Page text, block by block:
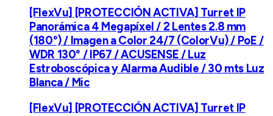
[FlexVu] [PROTECCIÓN ACTIVA] Turret IP
Panorámica 4 Megapíxel / 2 Lentes 2.8 mm
(180°) / Imagen a Color 24/7 (ColorVu) / PoE /
WDR 130° / IP67 / ACUSENSE / Luz
Estroboscópica y Alarma Audible / 30 mts Luz
Blanca / Mic
[FlexVu] [PROTECCIÓN ACTIVA] Turret IP